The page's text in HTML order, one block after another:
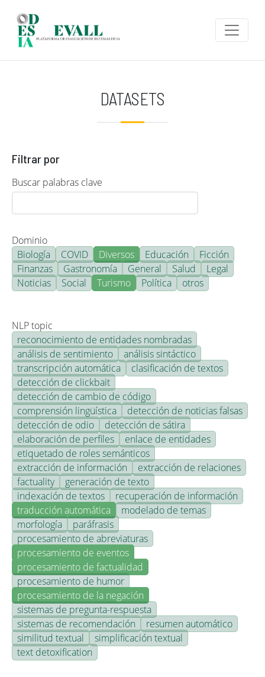
DATASETS
Filtrar por
Buscar palabras clave
Dominio
Biología
COVID Diversos Educación
Ficción
Finanzas
Gastronomía General Salud
Legal
Noticias
Social Turismo Política otros
NLP topic
reconocimiento de entidades nombradas
análisis de sentimiento
análisis sintáctico
transcripción automática
clasificación de textos
detección de clickbait
detección de cambio de código
comprensión lingüística
detección de noticias falsas
detección de odio
detección de sátira
elaboración de perfiles
enlace de entidades
etiquetado de roles semánticos
extracción de información
extracción de relaciones
factuality
generación de texto
indexación de textos
recuperación de información
traducción automática
modelado de temas
morfología
paráfrasis
procesamiento de abreviaturas
procesamiento de eventos
procesamiento de factualidad
procesamiento de humor
procesamiento de la negación
sistemas de pregunta-respuesta
sistemas de recomendación
resumen automático
similitud textual
simplificación textual
text detoxification